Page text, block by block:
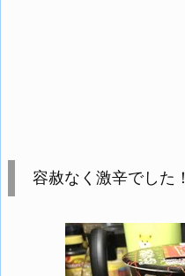
容赦なく激辛でした！